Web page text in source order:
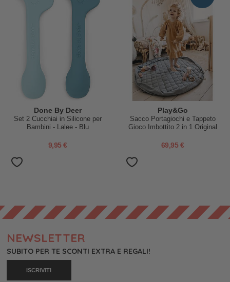
Done By Deer
Set 2 Cucchiai in Silicone per
Bambini - Lalee - Blu
9,95 €
Play&Go
Sacco Portagiochi e Tappeto
Gioco Imbottito 2 in 1 Original
69,95 €
NEWSLETTER
SUBITO PER TE SCONTI EXTRA E REGALI!
ISCRIVITI